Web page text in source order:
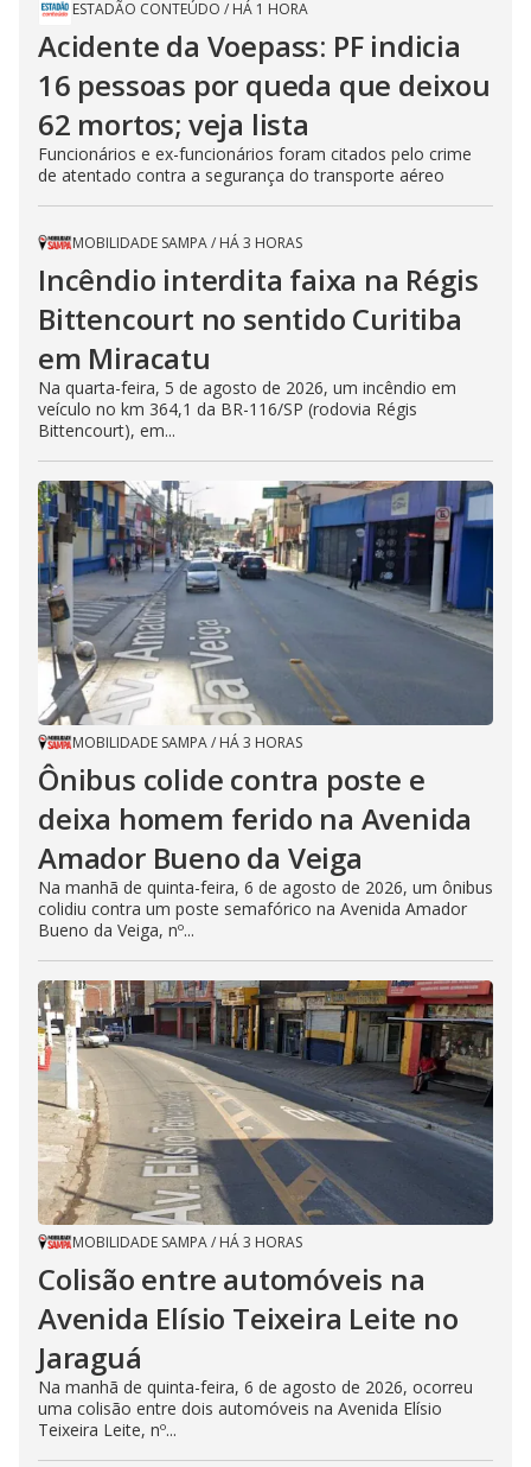
ESTADÃO CONTEÚDO / HÁ 1 HORA
Acidente da Voepass: PF indicia
16 pessoas por queda que deixou
62 mortos; veja lista
Funcionários e ex-funcionários foram citados pelo crime
de atentado contra a segurança do transporte aéreo
MOBILIDADE SAMPA/ HÁ 3 HORAS
Incêndio interdita faixa na Régis
Bittencourt no sentido Curitiba
em Miracatu
Na quarta-feira, 5 de agosto de 2026, um incêndio em
veículo no km 364,1 da BR-116/SP (rodovia Régis
Bittencourt), em...
MOBILIDADE SAMPA/ HÁ 3 HORAS
Ônibus colide contra poste e
deixa homem ferido na Avenida
Amador Bueno da Veiga
Na manhã de quinta-feira, 6 de agosto de 2026, um ônibus
colidiu contra um poste semafórico na Avenida Amador
Bueno da Veiga, nº...
MOBILIDADE SAMPA/ HÁ 3 HORAS
Colisão entre automóveis na
Avenida Elísio Teixeira Leite no
Jaraguá
Na manhã de quinta-feira, 6 de agosto de 2026, ocorreu
uma colisão entre dois automóveis na Avenida Elísio
Teixeira Leite, nº...